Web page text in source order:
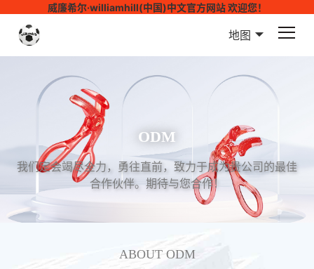
威廉希尔·williamhill(中国)中文官方网站 欢迎您！
地图
ODM
我们定会竭尽全力，勇往直前，致力于成为贵公司的最佳
合作伙伴。期待与您合作！
ABOUT ODM